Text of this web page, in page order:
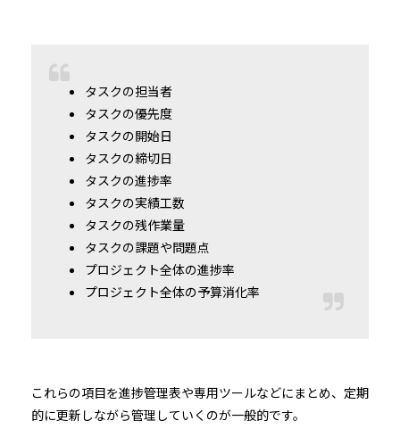
タスクの担当者
タスクの優先度
タスクの開始日
タスクの締切日
タスクの進捗率
タスクの実績工数
タスクの残作業量
タスクの課題や問題点
プロジェクト全体の進捗率
プロジェクト全体の予算消化率
これらの項目を進捗管理表や専用ツールなどにまとめ、定期
的に更新しながら管理していくのが一般的です。